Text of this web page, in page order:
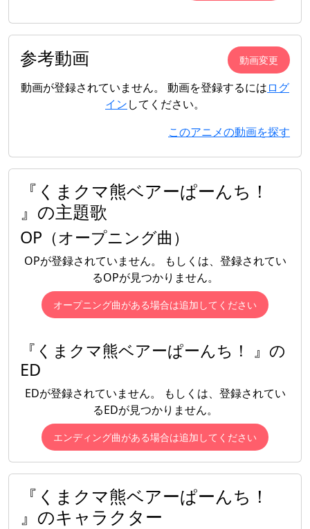
参考動画 動画変更
動画が登録されていません。 動画を登録するにはログ
インしてください。
このアニメの動画を探す
『くまクマ熊ベアーぱーんち！
』の主題歌
OP（オープニング曲）
OPが登録されていません。 もしくは、登録されてい
るOPが見つかりません。
オープニング曲がある場合は追加してください
『くまクマ熊ベアーぱーんち！ 』の
ED
EDが登録されていません。 もしくは、登録されてい
るEDが見つかりません。
エンディング曲がある場合は追加してください
『くまクマ熊ベアーぱーんち！
』のキャラクター